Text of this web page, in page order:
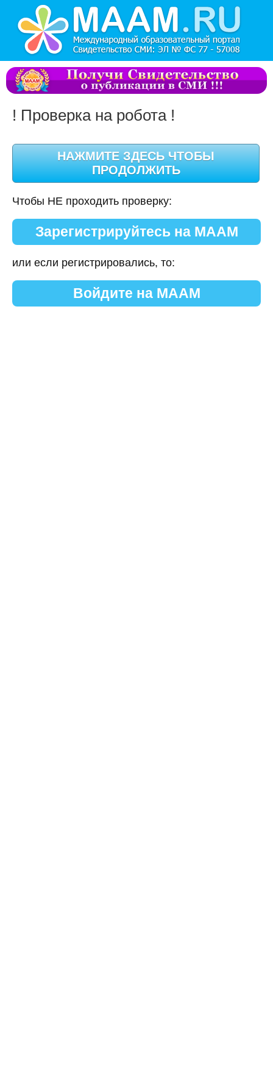
! Проверка на робота !
Чтобы НЕ проходить проверку:
Зарегистрируйтесь на МААМ
или если регистрировались, то:
Войдите на МААМ